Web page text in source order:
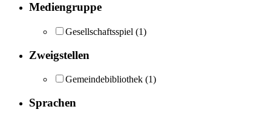
Mediengruppe
Gesellschaftsspiel (1)
Zweigstellen
Gemeindebibliothek (1)
Sprachen